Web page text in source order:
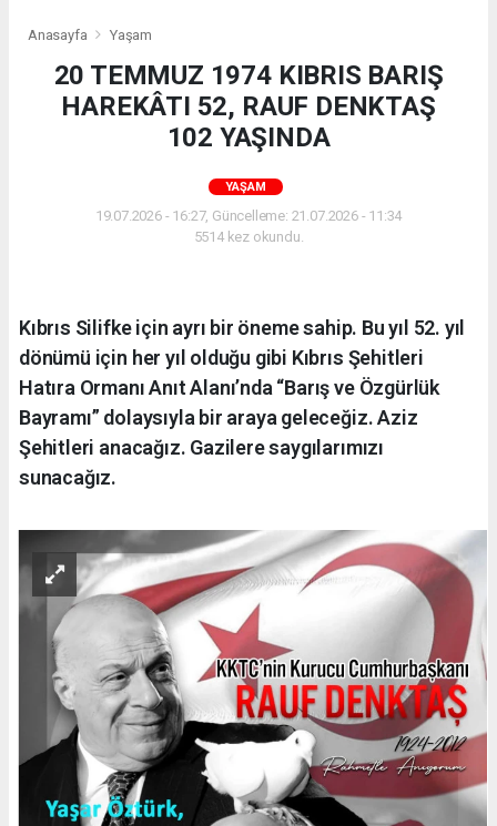
Anasayfa Yaşam
20 TEMMUZ 1974 KIBRIS BARIŞ
HAREKÂTI 52, RAUF DENKTAŞ
102 YAŞINDA
YAŞAM
19.07.2026 - 16:27, Güncelleme: 21.07.2026 - 11:34
5514 kez okundu.
Kıbrıs Silifke için ayrı bir öneme sahip. Bu yıl 52. yıl
dönümü için her yıl olduğu gibi Kıbrıs Şehitleri
Hatıra Ormanı Anıt Alanı’nda “Barış ve Özgürlük
Bayramı” dolaysıyla bir araya geleceğiz. Aziz
Şehitleri anacağız. Gazilere saygılarımızı
sunacağız.